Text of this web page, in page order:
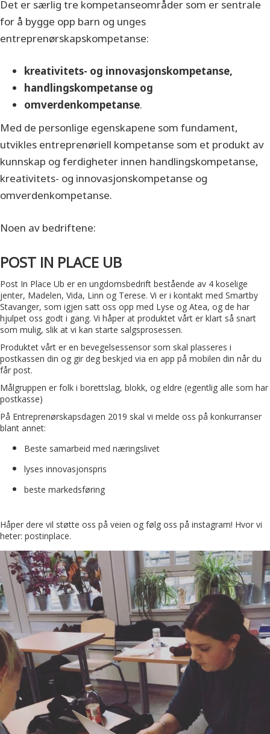
Det er særlig tre kompetanseområder som er sentrale
for å bygge opp barn og unges
entreprenørskapskompetanse:
kreativitets- og innovasjonskompetanse,
handlingskompetanse og
omverdenkompetanse.
Med de personlige egenskapene som fundament,
utvikles entreprenøriell kompetanse som et produkt av
kunnskap og ferdigheter innen handlingskompetanse,
kreativitets- og innovasjonskompetanse og
omverdenkompetanse.
Noen av bedriftene:
POST IN PLACE UB
Post In Place Ub er en ungdomsbedrift bestående av 4 koselige
jenter, Madelen, Vida, Linn og Terese. Vi er i kontakt med Smartby
Stavanger, som igjen satt oss opp med Lyse og Atea, og de har
hjulpet oss godt i gang. Vi håper at produktet vårt er klart så snart
som mulig, slik at vi kan starte salgsprosessen.
Produktet vårt er en bevegelsessensor som skal plasseres i
postkassen din og gir deg beskjed via en app på mobilen din når du
får post.
Målgruppen er folk i borettslag, blokk, og eldre (egentlig alle som har
postkasse)
På Entreprenørskapsdagen 2019 skal vi melde oss på konkurranser
blant annet:
Beste samarbeid med næringslivet
lyses innovasjonspris
beste markedsføring
Håper dere vil støtte oss på veien og følg oss på instagram! Hvor vi
heter: postinplace.